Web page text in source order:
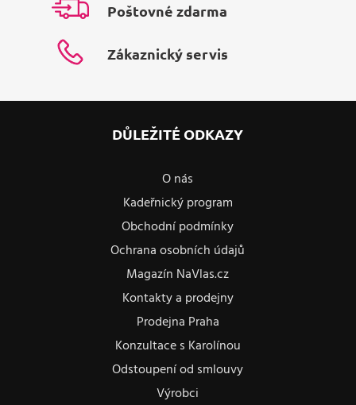
Poštovné zdarma
Zákaznický servis
DŮLEŽITÉ ODKAZY
O nás
Kadeřnický program
Obchodní podmínky
Ochrana osobních údajů
Magazín NaVlas.cz
Kontakty a prodejny
Prodejna Praha
Konzultace s Karolínou
Odstoupení od smlouvy
Výrobci